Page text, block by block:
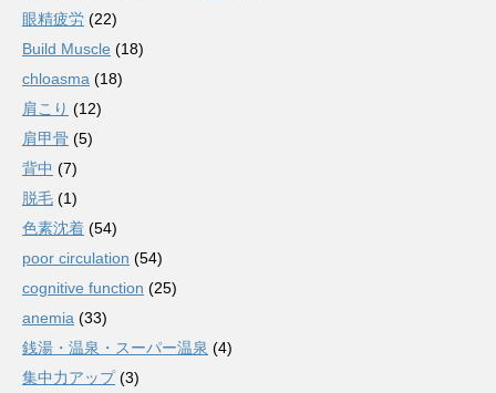
眼精疲労 (22)
Build Muscle (18)
chloasma (18)
肩こり (12)
肩甲骨 (5)
背中 (7)
脱毛 (1)
色素沈着 (54)
poor circulation (54)
cognitive function (25)
anemia (33)
銭湯・温泉・スーパー温泉 (4)
集中力アップ(3)